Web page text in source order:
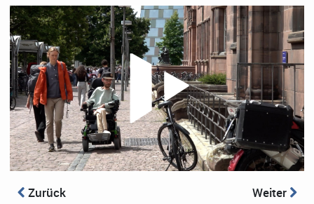
Zurück Weiter